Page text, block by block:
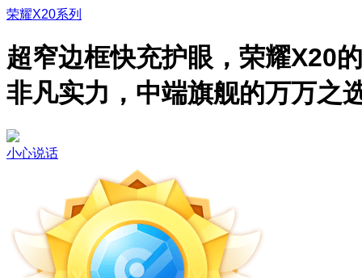
荣耀X20系列
超窄边框快充护眼，荣耀X20的
非凡实力，中端旗舰的万万之
小心说话